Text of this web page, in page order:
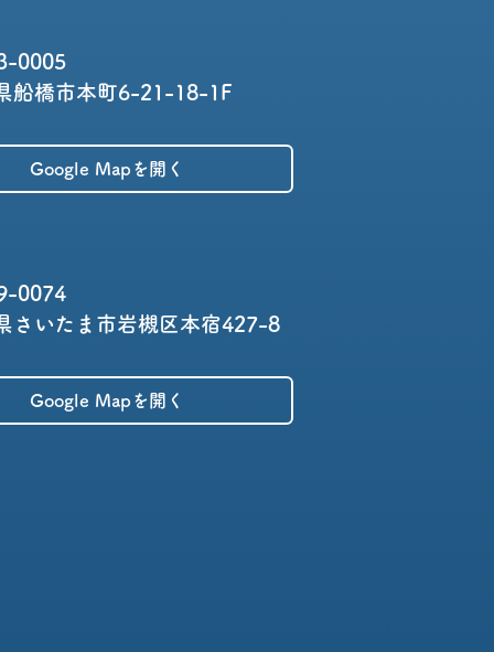
0005
船橋市本町6-21-18-1F
Google Mapを開く
0074
さいたま市岩槻区本宿427-8
Google Mapを開く